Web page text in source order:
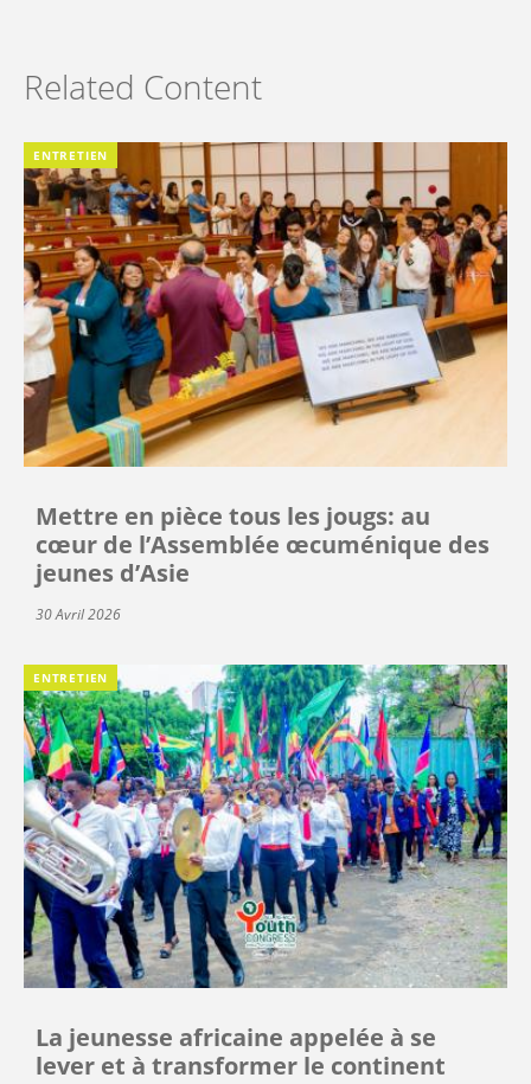
Related Content
ENTRETIEN
Mettre en pièce tous les jougs: au
cœur de l’Assemblée œcuménique des
jeunes d’Asie
30 Avril 2026
ENTRETIEN
La jeunesse africaine appelée à se
lever et à transformer le continent